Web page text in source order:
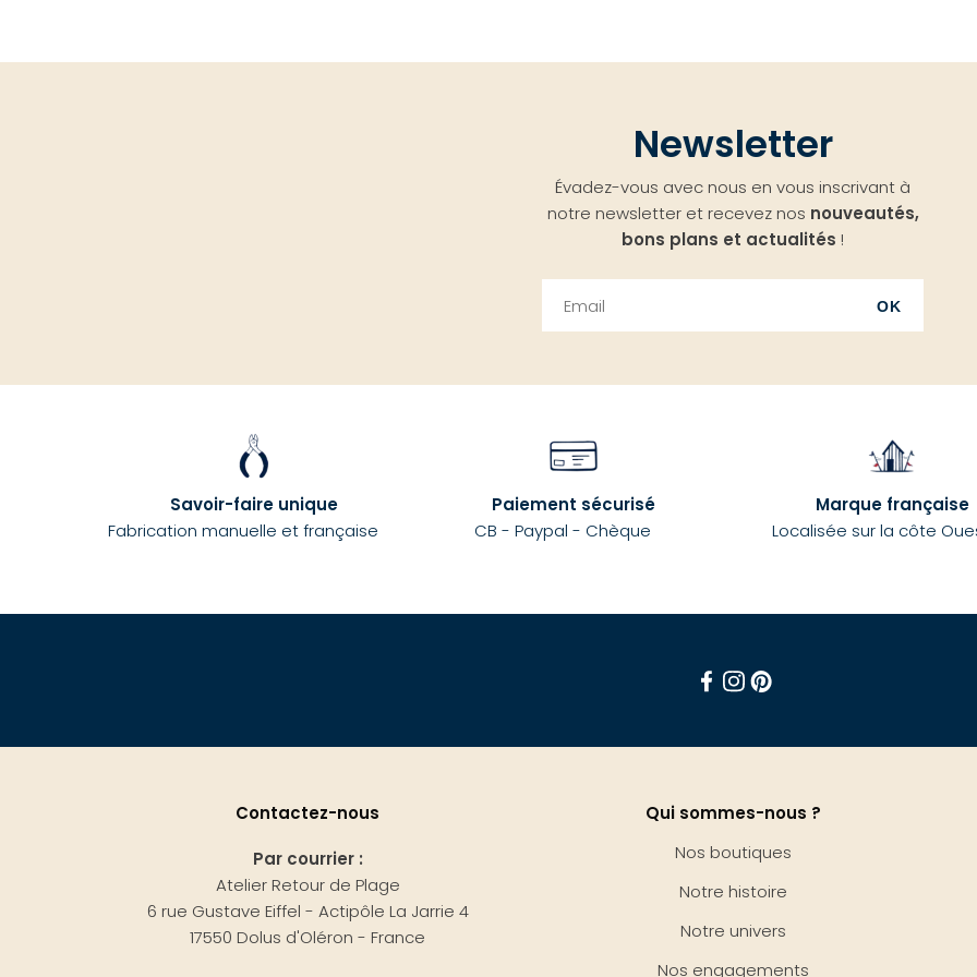
Newsletter
Évadez-vous avec nous en vous inscrivant à
notre newsletter et recevez nos nouveautés,
bons plans et actualités !
OK
Savoir-faire unique
Fabrication manuelle et française
Paiement sécurisé
CB - Paypal - Chèque
Marque française
Localisée sur la côte
Contactez-nous
Par courrier :
Atelier Retour de Plage
6 rue Gustave Eiffel - Actipôle La Jarrie 4
17550 Dolus d'Oléron - France
Qui sommes-nous ?
Nos boutiques
Notre histoire
Notre univers
Nos engagements